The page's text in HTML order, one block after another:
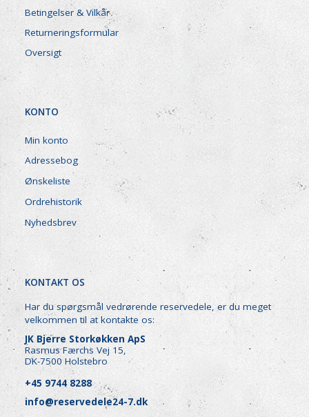
Betingelser & Vilkår
Returneringsformular
Oversigt
KONTO
Min konto
Adressebog
Ønskeliste
Ordrehistorik
Nyhedsbrev
KONTAKT OS
Har du spørgsmål vedrørende reservedele, er du meget
velkommen til at kontakte os:
JK Bjerre Storkøkken ApS
Rasmus Færchs Vej 15,
DK-7500 Holstebro
+45 9744 8288
info@reservedele24-7.dk